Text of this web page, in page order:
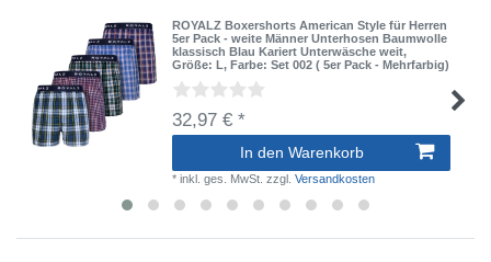
ROYALZ Boxershorts American Style für Herren
5er Pack - weite Männer Unterhosen Baumwolle
klassisch Blau Kariert Unterwäsche weit,
Größe: L, Farbe: Set 002 ( 5er Pack - Mehrfarbig)
32,97 € *
In den Warenkorb
*inkl. ges. MwSt. zzgl.Versandkosten